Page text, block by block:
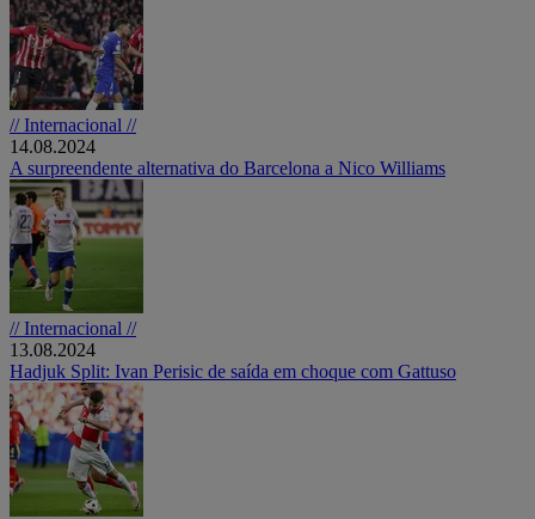
// Internacional //
14.08.2024
A surpreendente alternativa do Barcelona a Nico Williams
// Internacional //
13.08.2024
Hadjuk Split: Ivan Perisic de saída em choque com Gattuso